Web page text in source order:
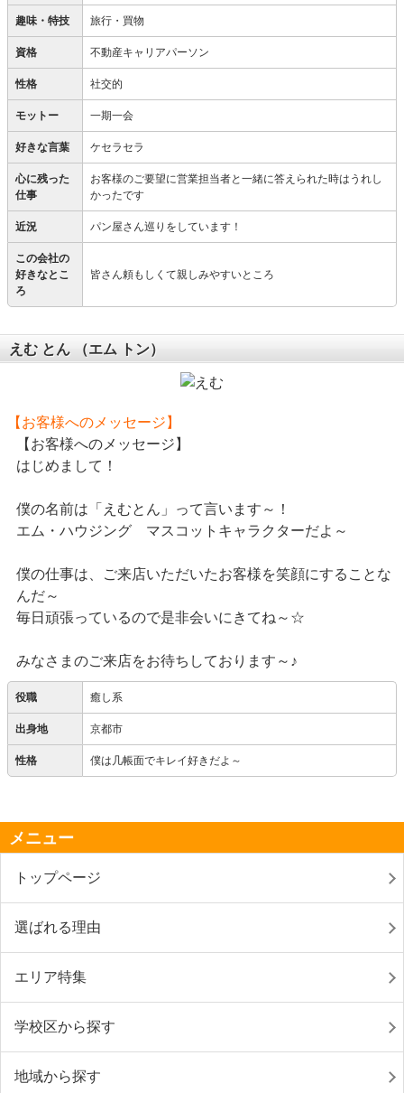
趣味・特技 旅行・買物
資格 不動産キャリアパーソン
性格 社交的
モットー 一期一会
好きな言葉 ケセラセラ
心に残った
仕事
お客様のご要望に営業担当者と一緒に答えられた時はうれし
かったです
近況 パン屋さん巡りをしています！
この会社の
好きなとこ
ろ
皆さん頼もしくて親しみやすいところ
えむ とん （エム トン）
【お客様へのメッセージ】
【お客様へのメッセージ】
はじめまして！
僕の名前は「えむとん」って言います～！
エム・ハウジング マスコットキャラクターだよ～
僕の仕事は、ご来店いただいたお客様を笑顔にすることな
んだ～
毎日頑張っているので是非会いにきてね～☆
みなさまのご来店をお待ちしております～♪
役職 癒し系
出身地 京都市
性格 僕は几帳面でキレイ好きだよ～
メニュー
トップページ
選ばれる理由
エリア特集
学校区から探す
地域から探す